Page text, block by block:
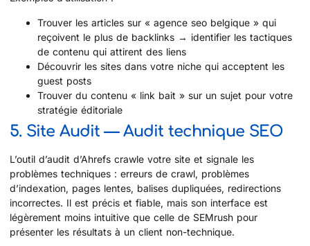
Trouver les articles sur « agence seo belgique » qui
reçoivent le plus de backlinks → identifier les tactiques
de contenu qui attirent des liens
Découvrir les sites dans votre niche qui acceptent les
guest posts
Trouver du contenu « link bait » sur un sujet pour votre
stratégie éditoriale
5. Site Audit — Audit technique SEO
L’outil d’audit d’Ahrefs crawle votre site et signale les
problèmes techniques : erreurs de crawl, problèmes
d’indexation, pages lentes, balises dupliquées, redirections
incorrectes. Il est précis et fiable, mais son interface est
légèrement moins intuitive que celle de SEMrush pour
présenter les résultats à un client non-technique.